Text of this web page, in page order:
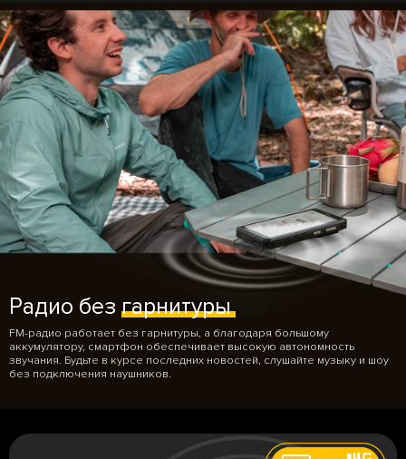
Радио без гарнитуры
FM-радио работает без гарнитуры, а благодаря большому
аккумулятору, смартфон обеспечивает высокую автономность
звучания. Будьте в курсе последних новостей, слушайте музыку и шоу
без подключения наушников.